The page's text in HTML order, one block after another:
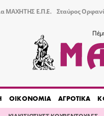
ΜΑΧΗΤΗΣ Ε.Π.Ε. Σταύρος
ΟΙΚΟΝΟΜΙΑ ΑΓΡΟΤΙΚΑ